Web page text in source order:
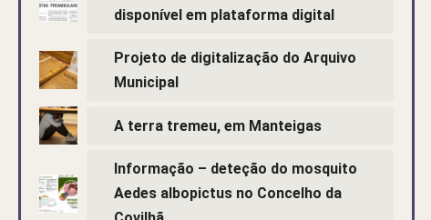
disponível em plataforma digital
Projeto de digitalização do Arquivo
Municipal
A terra tremeu, em Manteigas
Informação – deteção do mosquito
Aedes albopictus no Concelho da